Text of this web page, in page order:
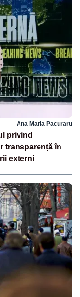
Ana Maria Pacuraru
privind
transparență în
externi